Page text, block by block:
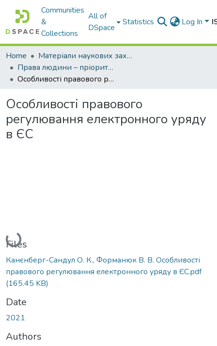
Communities
&
Collections
All of
DSpace
Statistics Log In
Home
Матеріали наукових заходів
Права людини – пріоритет сучасної держави
Особливості правового регулювання електронного уряду в ЄС
Особливості правового
регулювання електронного уряду
в ЄС
Loading...
Files
Канєнберг-Сандул О. К., Форманюк В. В. Особливості
правового регулювання електронного уряду в ЄС.pdf
(165.45 KB)
Date
2021
Authors